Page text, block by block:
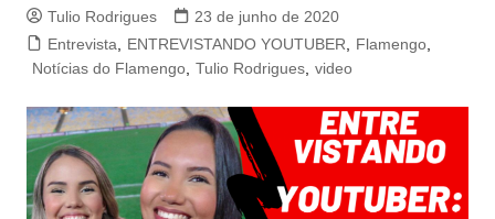
Tulio Rodrigues
23 de junho de 2020
Entrevista
ENTREVISTANDO YOUTUBER Flamengo,
Notícias do Flamengo, Tulio Rodrigues, video